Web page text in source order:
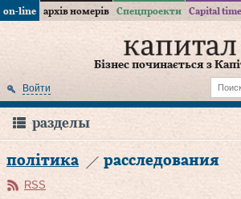
on-line архів номерів Спецпроекти Capital time
Бізнес починається з
Войти
разделы
політика расследования
RSS